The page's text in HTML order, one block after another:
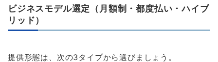
ビジネスモデル選定（月額制・都度払い・ハイブ
リッド）
提供形態は、次の3タイプから選びましょう。